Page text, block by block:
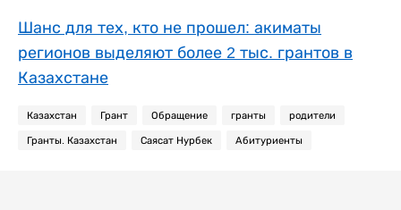
Шанс для тех, кто не прошел: акиматы
регионов выделяют более 2 тыс. грантов в
Казахстане
Казахстан Грант Обращение гранты родители
Гранты. Казахстан Саясат Нурбек Абитуриенты